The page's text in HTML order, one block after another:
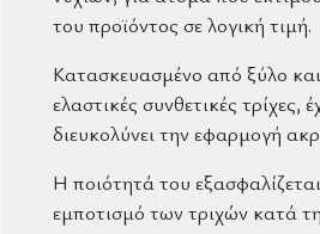
του προϊόντος σε λογική τιμή.
Κατασκευασμένο από ξύλο
ελαστικές συνθετικές τρίχες,
διευκολύνει την εφαρμογή
Η ποιότητά του
εμποτισμό των τριχών κατά